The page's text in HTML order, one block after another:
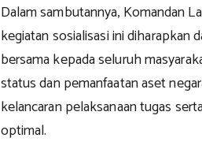
Dalam sambutannya, Komandan
kegiatan sosialisasi ini diharapkan
bersama kepada seluruh
status dan pemanfaatan aset
kelancaran pelaksanaan tugas
optimal.